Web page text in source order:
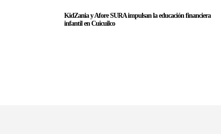
KidZania y Afore SURA impulsan la educación financiera
infantil en Cuicuilco